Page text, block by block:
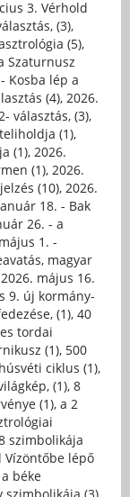
3. Vérhold
(3),
(5),
Szaturnusz
Kosba lép a
(4), 2026.
választás, (3),
(1),
(1), 2026.
(1), 2026.
(10), 2026.
18. - Bak
26. - a
1. -
magyar
2026. május 16.
9. új kormány-
(1), 40
tordai
(1), 500
ciklus (1),
(1), 8
(1), a 2
szimbolikája
Vízöntőbe lépő
a béke